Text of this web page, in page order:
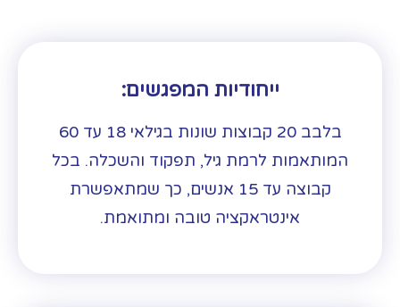
ייחודיות המפגשים:
בלבב 20 קבוצות שונות בגילאי 18 עד 60
המותאמות לרמת גיל, תפקוד והשכלה. בכל
קבוצה עד 15 אנשים, כך שמתאפשרת
אינטראקציה טובה ומתואמת.